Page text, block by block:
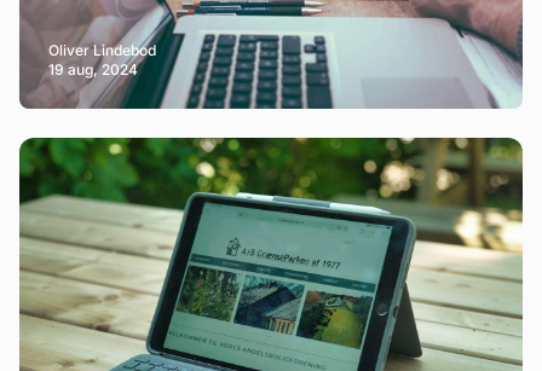
Oliver Lindebod
19 aug, 2024